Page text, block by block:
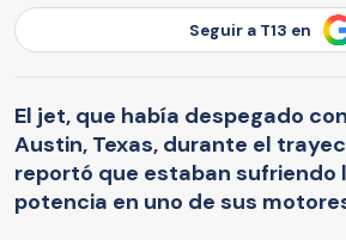
Seguir a T13 en
El jet, que había despegado
Austin, Texas, durante el
reportó que estaban sufriendo
potencia en uno de sus